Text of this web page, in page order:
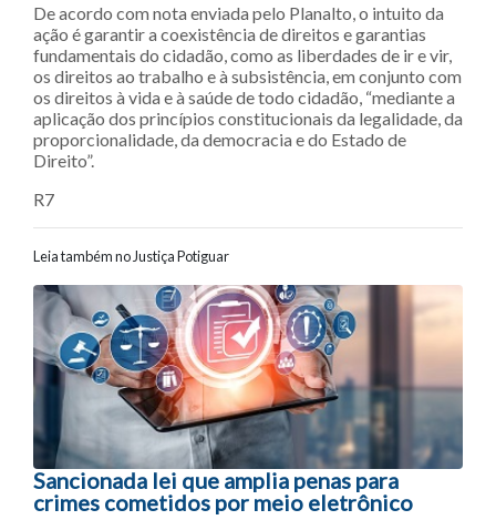
De acordo com nota enviada pelo Planalto, o intuito da
ação é garantir a coexistência de direitos e garantias
fundamentais do cidadão, como as liberdades de ir e vir,
os direitos ao trabalho e à subsistência, em conjunto com
os direitos à vida e à saúde de todo cidadão, “mediante a
aplicação dos princípios constitucionais da legalidade, da
proporcionalidade, da democracia e do Estado de
Direito”.
R7
Leia também no Justiça Potiguar
Navegação entre posts
Sancionada lei que amplia penas para
crimes cometidos por meio eletrônico